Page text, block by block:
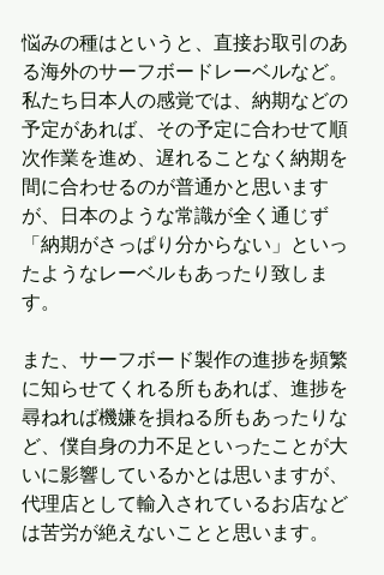
悩みの種はというと、直接お取引のあ
る海外のサーフボードレーベルなど。
私たち日本人の感覚では、納期などの
予定があれば、その予定に合わせて順
次作業を進め、遅れることなく納期を
間に合わせるのが普通かと思います
が、日本のような常識が全く通じず
「納期がさっぱり分からない」といっ
たようなレーベルもあったり致しま
す。
また、サーフボード製作の進捗を頻繁
に知らせてくれる所もあれば、進捗を
尋ねれば機嫌を損ねる所もあったりな
ど、僕自身の力不足といったことが大
いに影響しているかとは思いますが、
代理店として輸入されているお店など
は苦労が絶えないことと思います。